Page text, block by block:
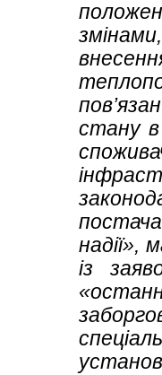
стану в
надії»,
із